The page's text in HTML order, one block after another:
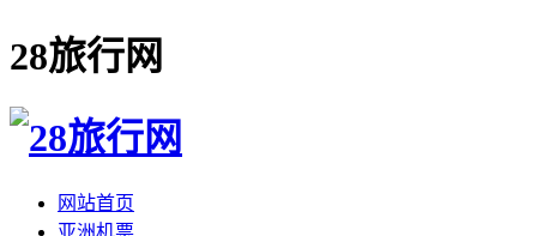
28旅行网
网站首页